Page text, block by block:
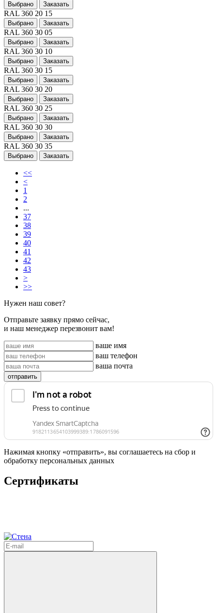
Выбрано Заказать
RAL 360 20 15
Выбрано Заказать
RAL 360 30 05
Выбрано Заказать
RAL 360 30 10
Выбрано Заказать
RAL 360 30 15
Выбрано Заказать
RAL 360 30 20
Выбрано Заказать
RAL 360 30 25
Выбрано Заказать
RAL 360 30 30
Выбрано Заказать
RAL 360 30 35
Выбрано Заказать
<<
<
1
2
...
37
38
39
40
41
42
43
>
>>
Нужен наш совет?
Отправьте заявку прямо сейчас,
и наш менеджер перезвонит вам!
ваше имя
ваш телефон
ваша почта
отправить
Нажимая кнопку «отправить», вы соглашаетесь на сбор и
обработку персональных данных
Сертификаты